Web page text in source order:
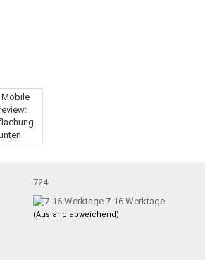
724
7-16 Werktage
(Ausland abweichend)